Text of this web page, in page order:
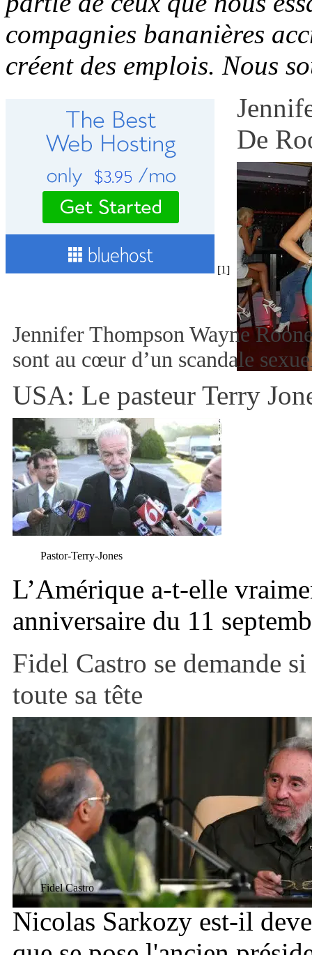
compagnies bananières
créent des emplois. Nous
[1]
De
Jennifer Thompson Wayne
sont au cœur d’un scandale
USA: Le pasteur Terry
Pastor-Terry-Jones
L’Amérique a-t-elle
anniversaire du 11
Fidel Castro se demande
toute sa tête
Fidel Castro
Nicolas Sarkozy est-il